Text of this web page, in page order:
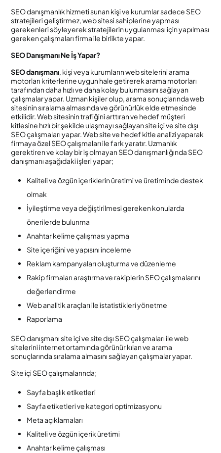
SEO danışmanlık hizmeti sunan kişi ve kurumlar sadece SEO
stratejileri geliştirmez, web sitesi sahiplerine yapması
gerekenleri söyleyerek stratejilerin uygulanması için yapılması
gereken çalışmaları firma ile birlikte yapar.
SEO Danışmanı Ne İş Yapar?
SEO danışmanı, kişi veya kurumların web sitelerini arama
motorları kriterlerine uygun hale getirerek arama motorları
tarafından daha hızlı ve daha kolay bulunmasını sağlayan
çalışmalar yapar. Uzman kişiler olup, arama sonuçlarında web
sitesinin sıralama almasında ve görünürlük elde etmesinde
etkilidir. Web sitesinin trafiğini arttıran ve hedef müşteri
kitlesine hızlı bir şekilde ulaşmayı sağlayan site içi ve site dışı
SEO çalışmaları yapar. Web site ve hedef kitle analizi yaparak
firmaya özel SEO çalışmaları ile fark yaratır. Uzmanlık
gerektiren ve kolay bir iş olmayan SEO danışmanlığında SEO
danışmanı aşağıdaki işleri yapar;
Kaliteli ve özgün içeriklerin üretimi ve üretiminde destek
olmak
İyileştirme veya değiştirilmesi gereken konularda
önerilerde bulunma
Anahtar kelime çalışması yapma
Site içeriğini ve yapısını inceleme
Reklam kampanyaları oluşturma ve düzenleme
Rakip firmaları araştırma ve rakiplerin SEO çalışmalarını
değerlendirme
Web analitik araçları ile istatistikleri yönetme
Raporlama
SEO danışmanı site içi ve site dışı SEO çalışmaları ile web
sitelerini internet ortamında görünür kılan ve arama
sonuçlarında sıralama almasını sağlayan çalışmalar yapar.
Site içi SEO çalışmalarında;
Sayfa başlık etiketleri
Sayfa etiketleri ve kategori optimizasyonu
Meta açıklamaları
Kaliteli ve özgün içerik üretimi
Anahtar kelime çalışması